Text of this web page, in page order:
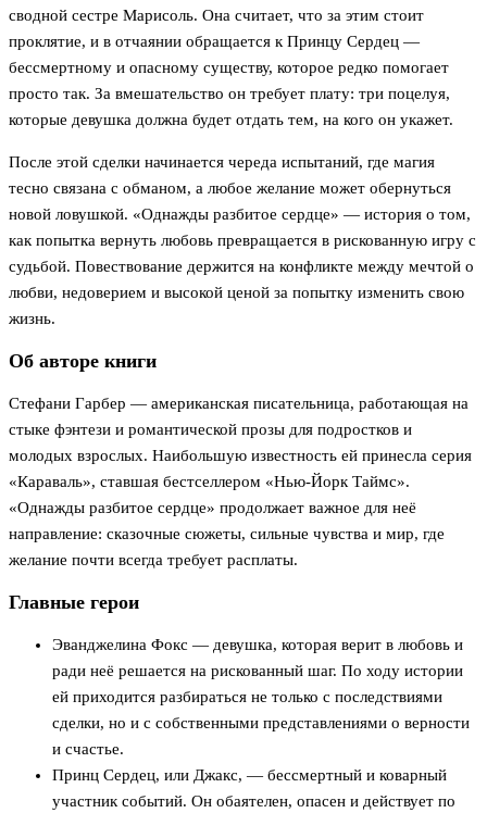
сводной сестре Марисоль. Она считает, что за этим стоит
проклятие, и в отчаянии обращается к Принцу Сердец —
бессмертному и опасному существу, которое редко помогает
просто так. За вмешательство он требует плату: три поцелуя,
которые девушка должна будет отдать тем, на кого он укажет.
После этой сделки начинается череда испытаний, где магия
тесно связана с обманом, а любое желание может обернуться
новой ловушкой. «Однажды разбитое сердце» — история о том,
как попытка вернуть любовь превращается в рискованную игру с
судьбой. Повествование держится на конфликте между мечтой о
любви, недоверием и высокой ценой за попытку изменить свою
жизнь.
Об авторе книги
Стефани Гарбер — американская писательница, работающая на
стыке фэнтези и романтической прозы для подростков и
молодых взрослых. Наибольшую известность ей принесла серия
«Караваль», ставшая бестселлером «Нью-Йорк Таймс».
«Однажды разбитое сердце» продолжает важное для неё
направление: сказочные сюжеты, сильные чувства и мир, где
желание почти всегда требует расплаты.
Главные герои
Эванджелина Фокс — девушка, которая верит в любовь и
ради неё решается на рискованный шаг. По ходу истории
ей приходится разбираться не только с последствиями
сделки, но и с собственными представлениями о верности
и счастье.
Принц Сердец, или Джакс, — бессмертный и коварный
участник событий. Он обаятелен, опасен и действует по